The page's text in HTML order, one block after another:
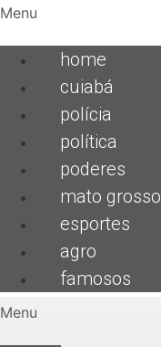
Menu
home
cuiabá
polícia
política
poderes
mato grosso
esportes
agro
famosos
Menu